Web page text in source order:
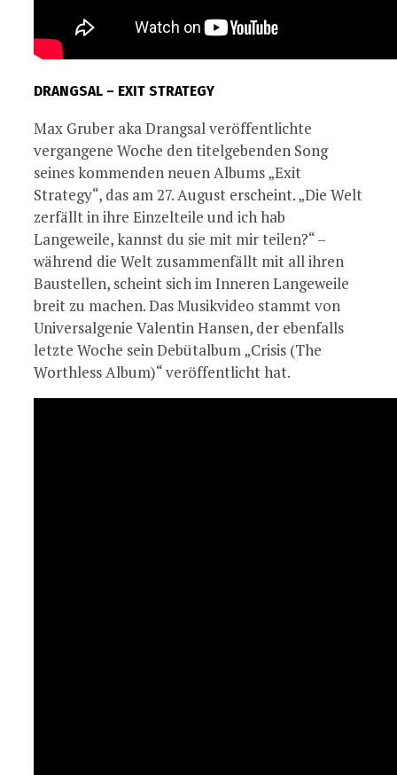
DRANGSAL – EXIT STRATEGY
Max Gruber aka Drangsal veröffentlichte
vergangene Woche den titelgebenden Song
seines kommenden neuen Albums „Exit
Strategy“, das am 27. August erscheint. „Die Welt
zerfällt in ihre Einzelteile und ich hab
Langeweile, kannst du sie mit mir teilen?“ –
während die Welt zusammenfällt mit all ihren
Baustellen, scheint sich im Inneren Langeweile
breit zu machen. Das Musikvideo stammt von
Universalgenie Valentin Hansen, der ebenfalls
letzte Woche sein Debütalbum „Crisis (The
Worthless Album)“ veröffentlicht hat.